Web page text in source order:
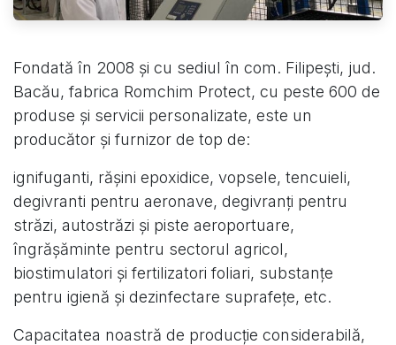
Fondată în 2008 și cu sediul în com. Filipești, jud.
Bacău, fabrica Romchim Protect, cu peste 600 de
produse și servicii personalizate, este un
producător și furnizor de top de:
ignifuganti, rășini epoxidice, vopsele, tencuieli,
degivranti pentru aeronave, degivranți pentru
străzi, autostrăzi și piste aeroportuare,
îngrășăminte pentru sectorul agricol,
biostimulatori și fertilizatori foliari, substanțe
pentru igienă și dezinfectare suprafețe, etc.
Capacitatea noastră de producție considerabilă,